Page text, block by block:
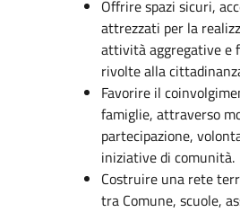
Offrire spazi sicuri,
attrezzati per la
attività aggregative e
rivolte alla
Favorire il
famiglie, attraverso
partecipazione,
iniziative di comunità.
Costruire una rete
tra Comune, scuole,